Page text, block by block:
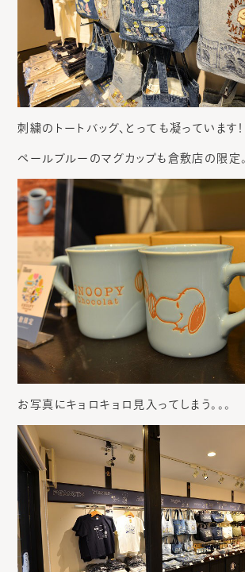
刺繍のトートバッグ、とっても凝っています！
ペールブルーのマグカップも倉敷店の限定。
お写真にキョロキョロ見入ってしまう。。。